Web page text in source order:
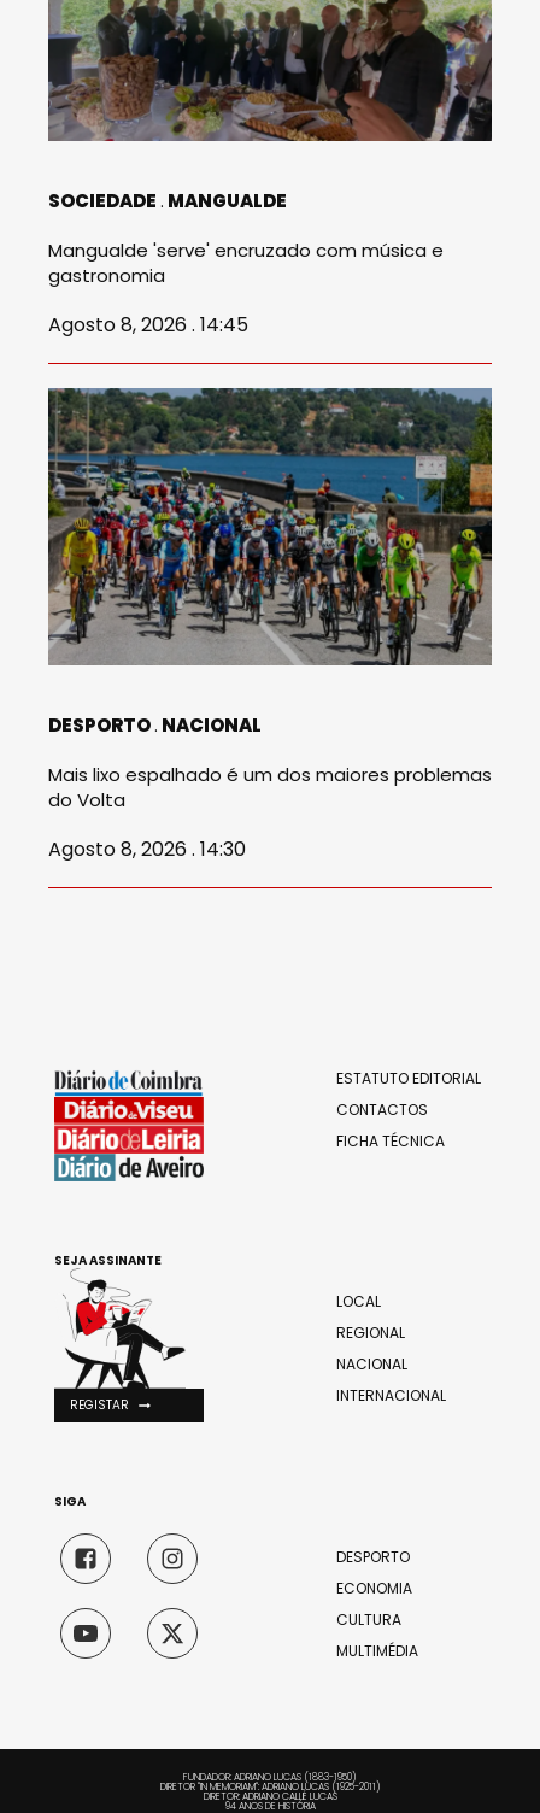
SOCIEDADE MANGUALDE
Mangualde 'serve' encruzado com música e
gastronomia
Agosto 8, 2026 . 14:45
DESPORTO NACIONAL
Mais lixo espalhado é um dos maiores problemas
do Volta
Agosto 8, 2026 . 14:30
ESTATUTO EDITORIAL
CONTACTOS
FICHA TÉCNICA
LOCAL
REGIONAL
NACIONAL
INTERNACIONAL
DESPORTO
ECONOMIA
CULTURA
MULTIMÉDIA
SEJA ASSINANTE
REGISTAR
SIGA
FUNDADOR: ADRIANO LUCAS (1883-1950)
DIRETOR "IN MEMORIAM": ADRIANO LUCAS (1925-2011)
DIRETOR: ADRIANO CALLÉ LUCAS
94 ANOS DE HISTÓRIA